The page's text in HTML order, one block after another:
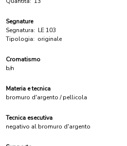
Segnature
Segnatura: LE 103
Tipologia: originale
Cromatismo
b/n
Materia e tecnica
bromuro d'argento / pellicola
Tecnica esecutiva
negativo al bromuro d'argento